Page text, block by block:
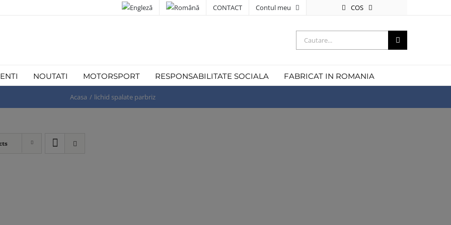
CONTACT Contul meu COS
Cautare...
NOUTATI MOTORSPORT RESPONSABILITATE SOCIALA FABRICAT IN ROMANIA
Acasa lichid spalate parbriz